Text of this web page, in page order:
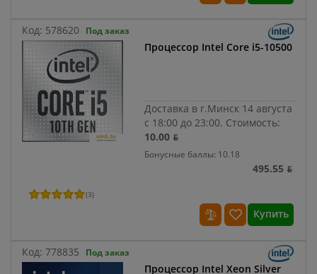
Код: 578620 Под заказ
Процессор Intel Core i5-10500
Доставка в г.Минск 14 августа
с 18:00 до 23:00. Стоимость:
10.00 ƃ
Бонусные баллы: 10.18
495.55 ƃ
(3)
Купить
Код: 778835 Под заказ
Процессор Intel Xeon Silver